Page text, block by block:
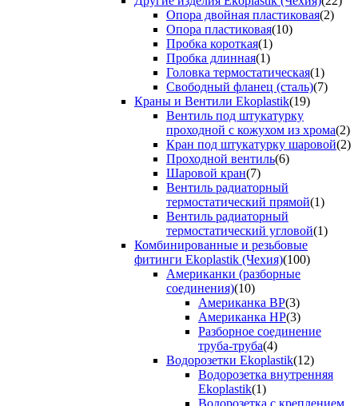
Опора двойная пластиковая(2)
Опора пластиковая(10)
Пробка короткая(1)
Пробка длинная(1)
Головка термостатическая(1)
Свободный фланец (сталь)(7)
Краны и Вентили Ekoplastik(19)
Вентиль под штукатурку
проходной с кожухом из хрома(2)
Кран под штукатурку шаровой(2)
Проходной вентиль(6)
Шаровой кран(7)
Вентиль радиаторный
термостатический прямой(1)
Вентиль радиаторный
термостатический угловой(1)
Комбинированные и резьбовые
фитинги Ekoplastik (Чехия)(100)
Американки (разборные
соединения)(10)
Американка ВР(3)
Американка НР(3)
Разборное соединение
труба-труба(4)
Водорозетки Ekoplastik(12)
Водорозетка внутренняя
Ekoplastik(1)
Водорозетка с креплением